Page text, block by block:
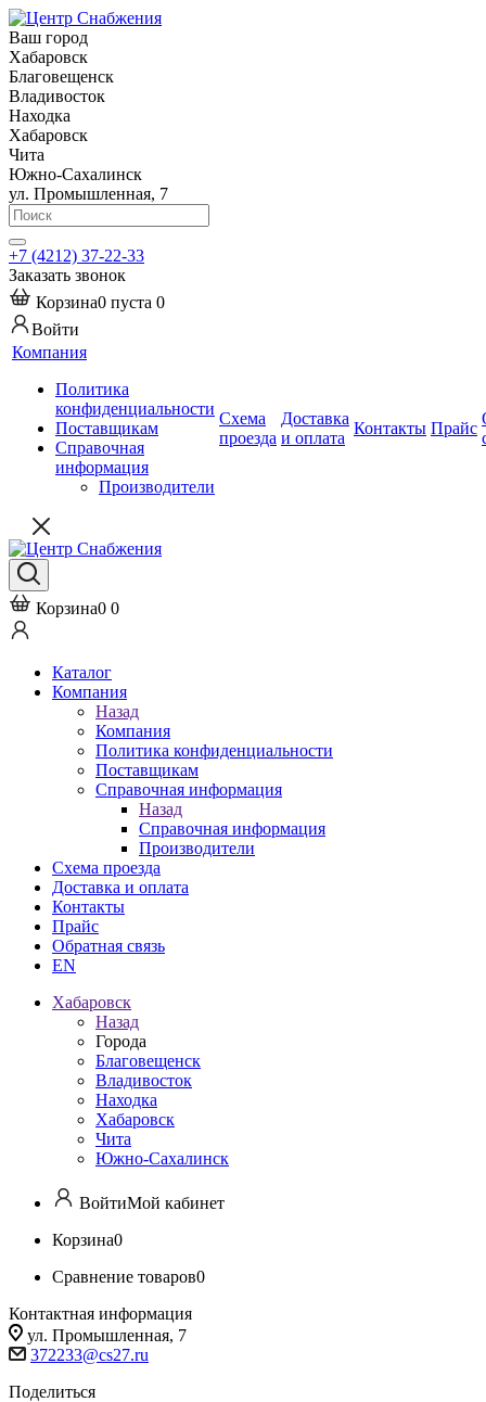
Ваш город
Хабаровск
Благовещенск
Владивосток
Находка
Хабаровск
Чита
Южно-Сахалинск
ул. Промышленная, 7
+7 (4212) 37-22-33
Заказать звонок
Корзина0 пуста 0
Войти
Компания
Политика
конфиденциальности
Поставщикам
Справочная
информация
Производители
Схема
проезда
Доставка
и оплата
Контакты Прайс
Корзина0 0
Каталог
Компания
Назад
Компания
Политика конфиденциальности
Поставщикам
Справочная информация
Назад
Справочная информация
Производители
Схема проезда
Доставка и оплата
Контакты
Прайс
Обратная связь
EN
Хабаровск
Назад
Города
Благовещенск
Владивосток
Находка
Хабаровск
Чита
Южно-Сахалинск
ВойтиМой кабинет
Корзина0
Сравнение товаров0
Контактная информация
ул. Промышленная, 7
372233@cs27.ru
Поделиться